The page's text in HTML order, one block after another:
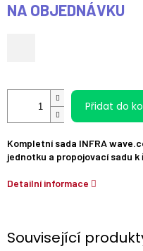
cena:
NA OBJEDNÁVKU
Přidat do
Kompletní sada INFRA
jednotku a propojovací sadu
Detailní informace
Související